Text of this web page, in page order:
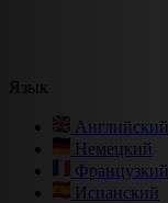
Язык
Английский
Немецкий
Французкий
Испанский